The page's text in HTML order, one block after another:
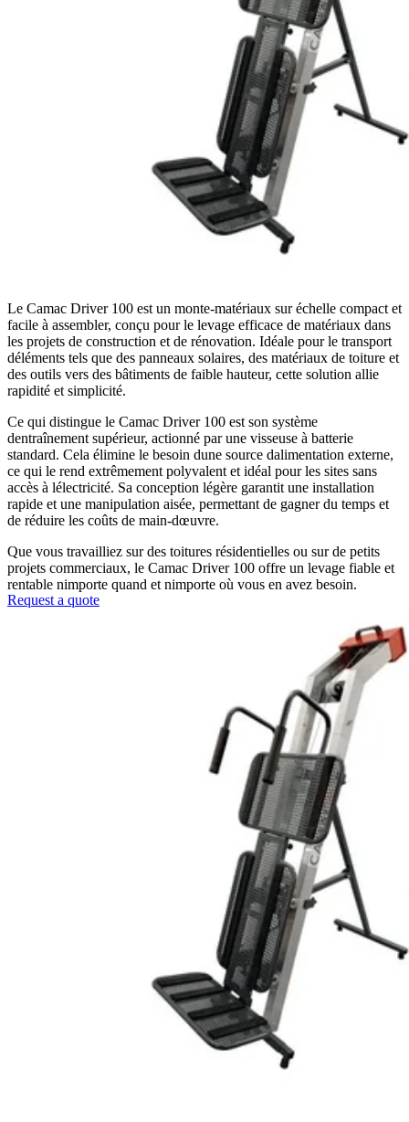
Le Camac Driver 100 est un monte-matériaux sur échelle compact et
facile à assembler, conçu pour le levage efficace de matériaux dans
les projets de construction et de rénovation. Idéale pour le transport
déléments tels que des panneaux solaires, des matériaux de toiture et
des outils vers des bâtiments de faible hauteur, cette solution allie
rapidité et simplicité.
Ce qui distingue le Camac Driver 100 est son système
dentraînement supérieur, actionné par une visseuse à batterie
standard. Cela élimine le besoin dune source dalimentation externe,
ce qui le rend extrêmement polyvalent et idéal pour les sites sans
accès à lélectricité. Sa conception légère garantit une installation
rapide et une manipulation aisée, permettant de gagner du temps et
de réduire les coûts de main-dœuvre.
Que vous travailliez sur des toitures résidentielles ou sur de petits
projets commerciaux, le Camac Driver 100 offre un levage fiable et
rentable nimporte quand et nimporte où vous en avez besoin.
Request a quote